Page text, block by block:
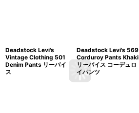
Deadstock Levi's
Vintage Clothing 501
Denim Pants リーバイ
ス
Deadstock Levi's 569
Corduroy Pants Khaki
リーバイス コーデュロ
イパンツ